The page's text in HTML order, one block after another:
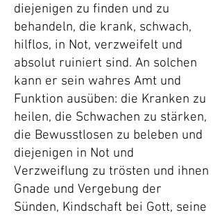
diejenigen zu finden und zu
behandeln, die krank, schwach,
hilflos, in Not, verzweifelt und
absolut ruiniert sind. An solchen
kann er sein wahres Amt und
Funktion ausüben: die Kranken zu
heilen, die Schwachen zu stärken,
die Bewusstlosen zu beleben und
diejenigen in Not und
Verzweiflung zu trösten und ihnen
Gnade und Vergebung der
Sünden, Kindschaft bei Gott, seine